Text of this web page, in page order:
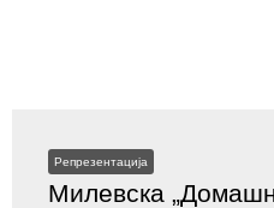
Репрезентација
Милевска